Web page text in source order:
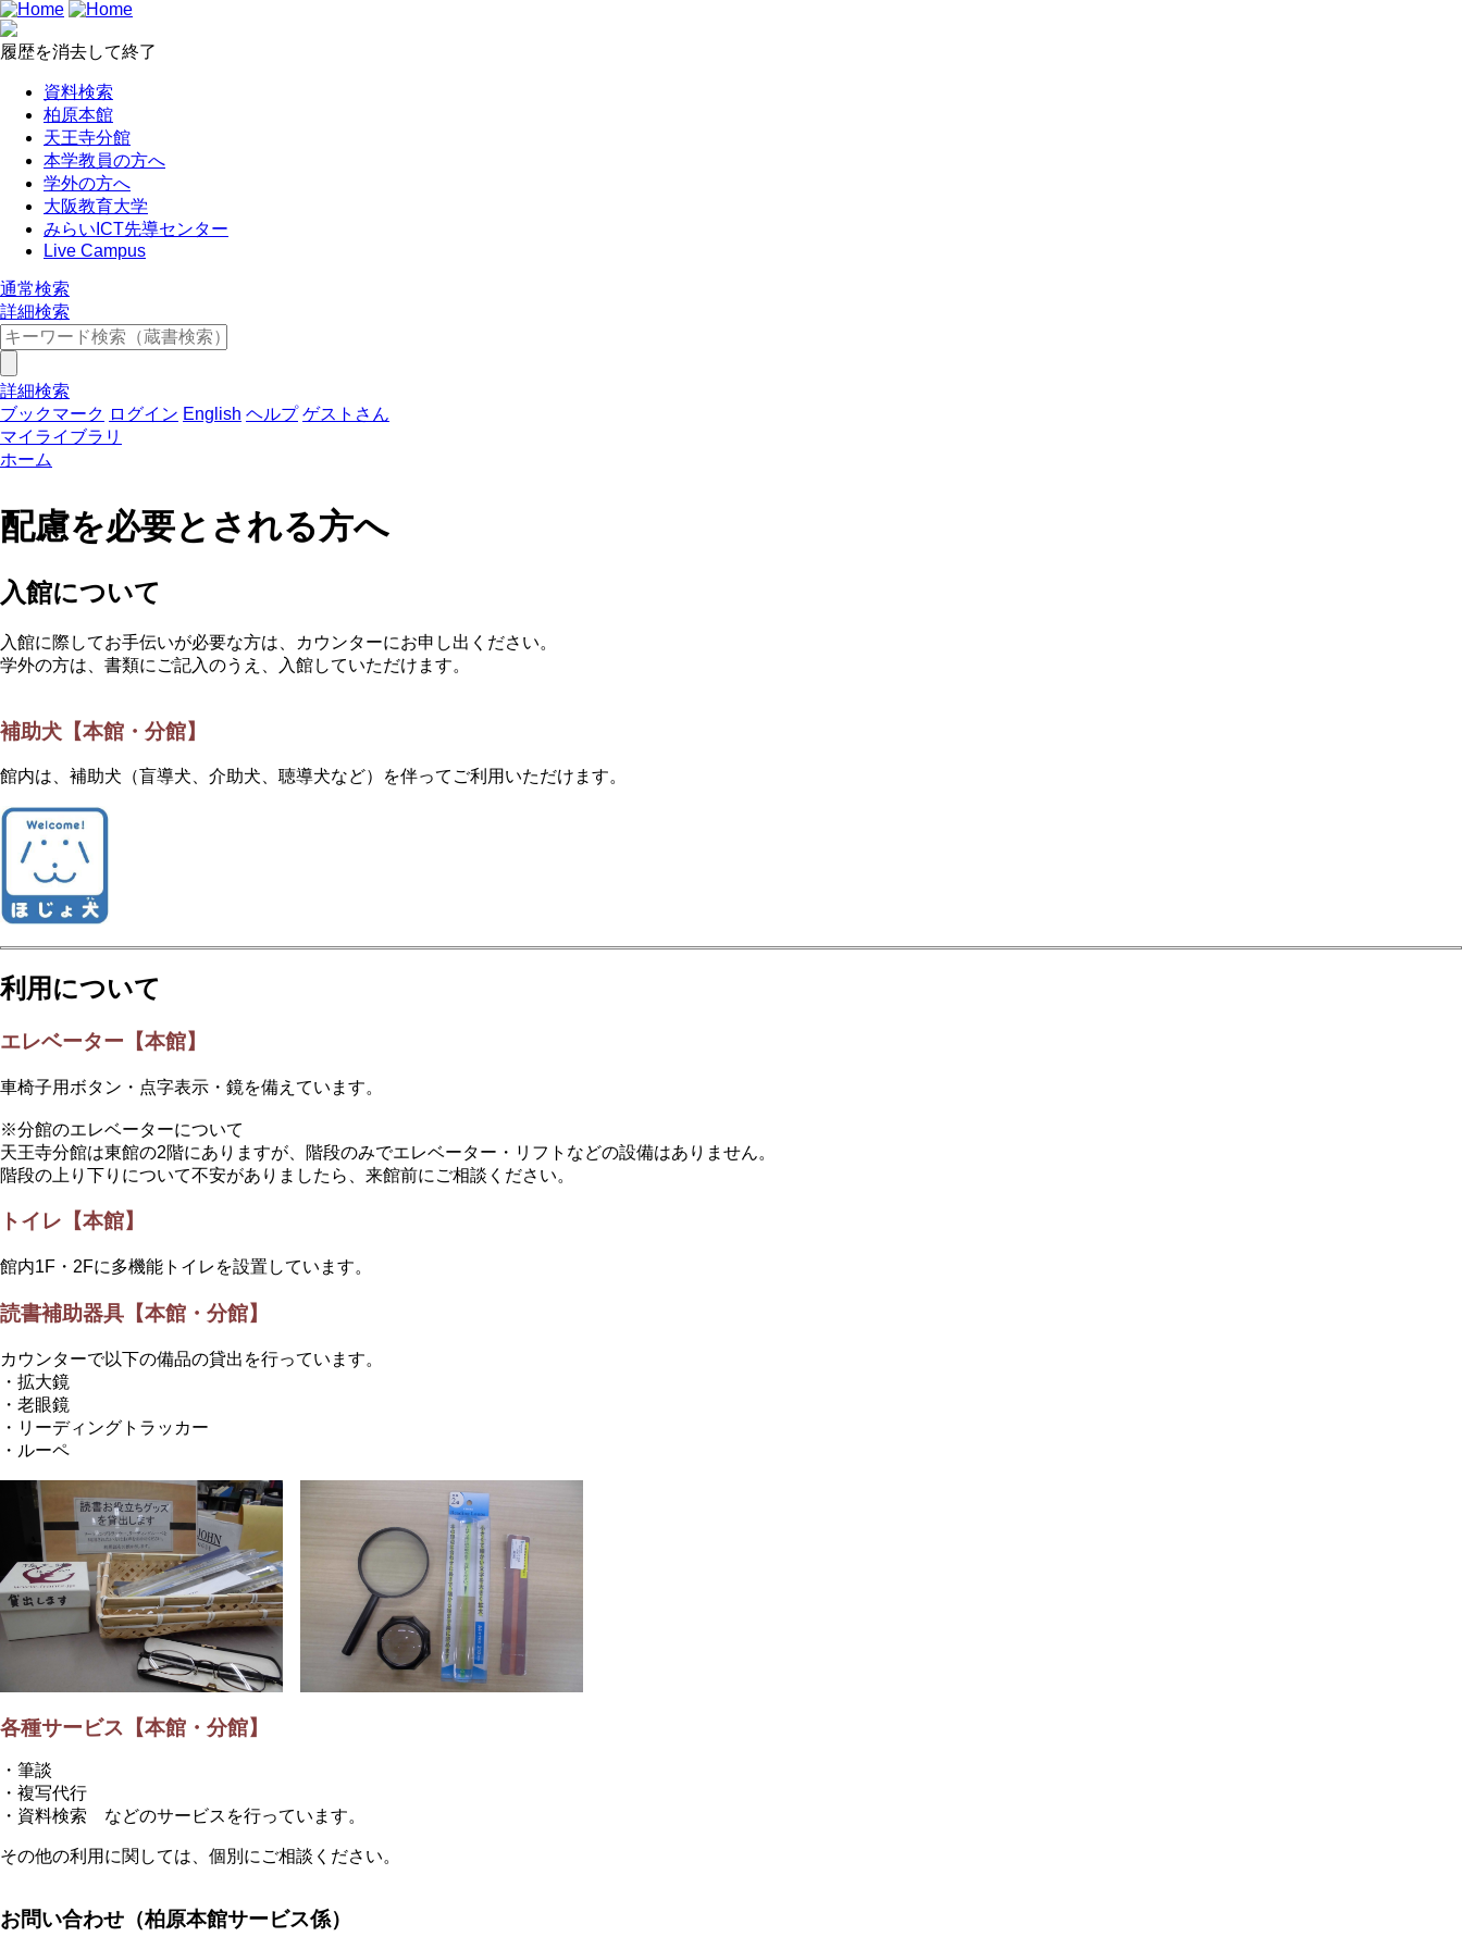
履歴を消去して終了
資料検索
柏原本館
天王寺分館
本学教員の方へ
学外の方へ
大阪教育大学
みらいICT先導センター
Live Campus
通常検索
詳細検索
詳細検索
ブックマーク ログイン English ヘルプ ゲストさん
マイライブラリ
ホーム
配慮を必要とされる方へ
入館について
入館に際してお手伝いが必要な方は、カウンターにお申し出ください。
学外の方は、書類にご記入のうえ、入館していただけます。
補助犬【本館・分館】
館内は、補助犬（盲導犬、介助犬、聴導犬など）を伴ってご利用いただけます。
利用について
エレベーター【本館】
車椅子用ボタン・点字表示・鏡を備えています。
※分館のエレベーターについて
天王寺分館は東館の2階にありますが、階段のみでエレベーター・リフトなどの設備はありません。
階段の上り下りについて不安がありましたら、来館前にご相談ください。
トイレ【本館】
館内1F・2Fに多機能トイレを設置しています。
読書補助器具【本館・分館】
カウンターで以下の備品の貸出を行っています。
・拡大鏡
・老眼鏡
・リーディングトラッカー
・ルーペ
各種サービス【本館・分館】
・筆談
・複写代行
・資料検索 などのサービスを行っています。
その他の利用に関しては、個別にご相談ください。
お問い合わせ（柏原本館サービス係）